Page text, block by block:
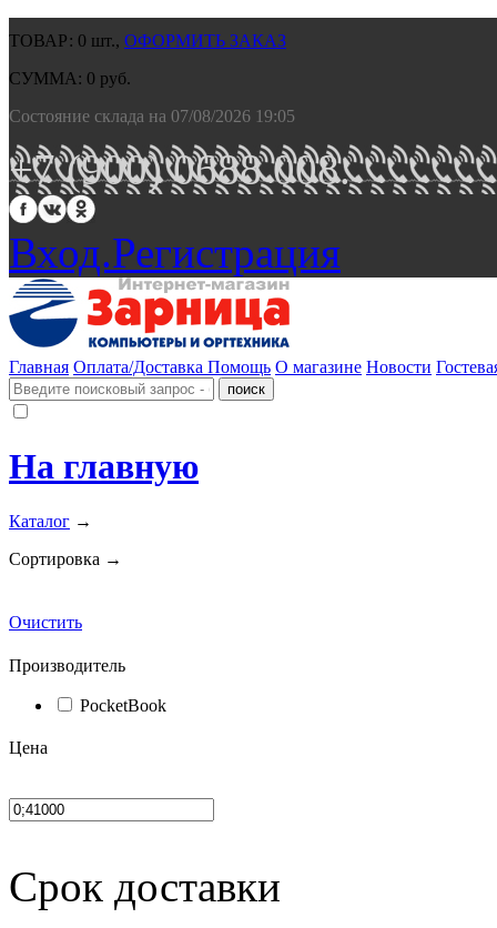
ТОВАР: 0 шт., ОФОРМИТЬ ЗАКАЗ
СУММА: 0 руб.
Состояние склада на 07/08/2026 19:05
+7 (900) 0688 008.
Вход.Регистрация
Главная Оплата/Доставка Помощь О магазине Новости
На главную
Каталог →
Сортировка →
Очистить
Производитель
PocketBook
Цена
Срок доставки